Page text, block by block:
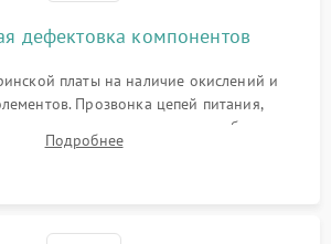
дефектовка компонентов
платы на наличие окислений и
Прозвонка цепей питания,
приводных моторов колес и турбины
состояния оптических и инфракрасных
Подробнее